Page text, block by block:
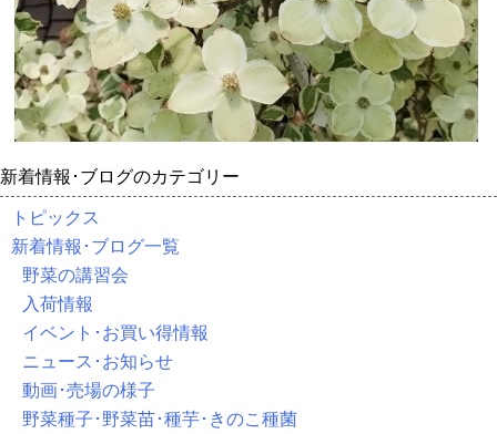
新着情報･ブログのカテゴリー
トピックス
新着情報･ブログ一覧
野菜の講習会
入荷情報
イベント･お買い得情報
ニュース･お知らせ
動画･売場の様子
野菜種子･野菜苗･種芋･きのこ種菌